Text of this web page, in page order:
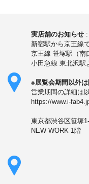
実店舗のお知らせ :
新宿駅から京王線
京王線 笹塚駅（南
小田急線 東北沢駅
※展覧会期間以外は
営業期間の詳細は
https://www.i-
東京都渋谷区笹塚
NEW WORK 1階